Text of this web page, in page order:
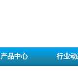
产品中心 行业